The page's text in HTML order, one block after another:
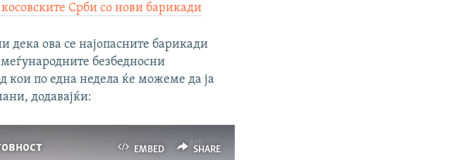
косовските Срби со нови барикади
дека ова се најопасните барикади
безбедносни
кои по една недела ќе можеме да ја
додавајќи:
EMBED SHARE